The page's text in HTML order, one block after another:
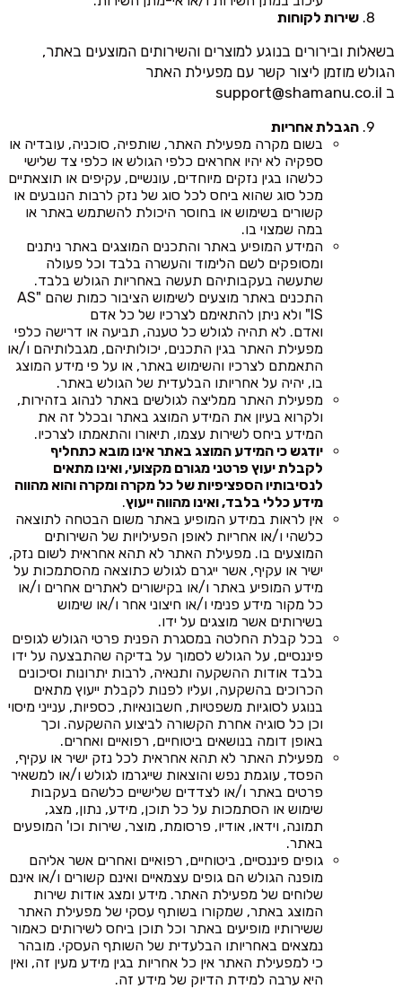
שירות לקוחות
בשאלות ובירורים בנוגע למוצרים והשירותים המוצעים באתר,
הגולש מוזמן ליצור קשר עם מפעילת האתר
ב support@shamanu.co.il
הגבלת אחריות
בשום מקרה מפעילת האתר, שותפיה, סוכניה, עובדיה או
ספקיה לא יהיו אחראים כלפי הגולש או כלפי צד שלישי
כלשהו בגין נזקים מיוחדים, עונשיים, עקיפים או תוצאתיים
מכל סוג שהוא ביחס לכל סוג של נזק לרבות הנובעים או
קשורים בשימוש או בחוסר היכולת להשתמש באתר או
במה שמצוי בו.
המידע המופיע באתר והתכנים המוצגים באתר ניתנים
ומסופקים לשם הלימוד והעשרה בלבד וכל פעולה
שתעשה בעקבותיהם תעשה באחריות הגולש בלבד.
התכנים באתר מוצעים לשימוש הציבור כמות שהם "AS
IS" ולא ניתן להתאימם לצרכיו של כל אדם
ואדם. לא תהיה לגולש כל טענה, תביעה או דרישה כלפי
מפעילת האתר בגין התכנים, יכולותיהם, מגבלותיהם ו/או
התאמתם לצרכיו והשימוש באתר, או על פי מידע המוצג
בו, יהיה על אחריותו הבלעדית של הגולש באתר.
מפעילת האתר ממליצה לגולשים באתר לנהוג בזהירות,
ולקרוא בעיון את המידע המוצג באתר ובכלל זה את
המידע ביחס לשירות עצמו, תיאורו והתאמתו לצרכיו.
יודגש כי המידע המוצג באתר אינו מובא כתחליף
לקבלת יעוץ פרטני מגורם מקצועי, ואינו מתאים
לנסיבותיו הספציפיות של כל מקרה ומקרה והוא מהווה
מידע כללי בלבד, ואינו מהווה ייעוץ.
אין לראות במידע המופיע באתר משום הבטחה לתוצאה
כלשהי ו/או אחריות לאופן הפעילויות של השירותים
המוצעים בו. מפעילת האתר לא תהא אחראית לשום נזק,
ישיר או עקיף, אשר ייגרם לגולש כתוצאה מהסתמכות על
מידע המופיע באתר ו/או בקישורים לאתרים אחרים ו/או
כל מקור מידע פנימי ו/או חיצוני אחר ו/או שימוש
בשירותים אשר מוצגים על ידו.
בכל קבלת החלטה במסגרת הפנית פרטי הגולש לגופים
פיננסיים, על הגולש לסמוך על בדיקה שהתבצעה על ידו
בלבד אודות ההשקעה ותנאיה, לרבות יתרונות וסיכונים
הכרוכים בהשקעה, ועליו לפנות לקבלת ייעוץ מתאים
בנוגע לסוגיות משפטיות, חשבונאיות, כספיות, ענייני מיסוי
וכן כל סוגיה אחרת הקשורה לביצוע ההשקעה. וכך
באופן דומה בנושאים ביטוחיים, רפואיים ואחרים.
מפעילת האתר לא תהא אחראית לכל נזק ישיר או עקיף,
הפסד, עוגמת נפש והוצאות שייגרמו לגולש ו/או למשאיר
פרטים באתר ו/או לצדדים שלישיים כלשהם בעקבות
שימוש או הסתמכות על כל תוכן, מידע, נתון, מצג,
תמונה, וידאו, אודיו, פרסומת, מוצר, שירות וכו' המופעים
באתר.
גופים פיננסיים, ביטוחיים, רפואיים ואחרים אשר אליהם
מופנה הגולש הם גופים עצמאיים ואינם קשורים ו/או אינם
שלוחים של מפעילת האתר. מידע ומצג אודות שירות
המוצג באתר, שמקורו בשותף עסקי של מפעילת האתר
ששירותיו מופיעים באתר וכל תוכן ביחס לשירותים כאמור
נמצאים באחריותו הבלעדית של השותף העסקי. מובהר
כי למפעילת האתר אין כל אחריות בגין מידע מעין זה, ואין
היא ערבה למידת הדיוק של מידע זה.